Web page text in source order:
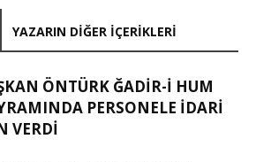
YAZARIN DIĞER İÇERIKLERI
ÖNTÜRK ĞADIR-İ HUM
PERSONELE İDARI
VERDI